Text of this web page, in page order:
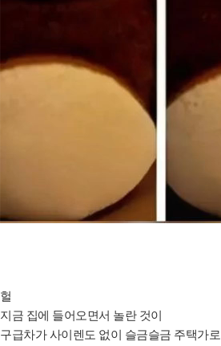
헐
지금 집에 들어오면서 놀란 것이
구급차가 사이렌도 없이 슬금슬금 주택가